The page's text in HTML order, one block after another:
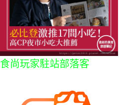
食尚玩家駐站部落客